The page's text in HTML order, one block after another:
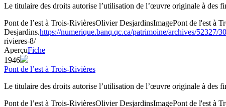
Le titulaire des droits autorise l’utilisation de l’œuvre originale à des
Pont de l’est à Trois-RivièresOlivier DesjardinsImagePont de l'est à
Desjardins.https://numerique.banq.qc.ca/patrimoine/archives/52327/
rivieres-8/
AperçuFiche
1946
Pont de l’est à Trois-Rivières
Le titulaire des droits autorise l’utilisation de l’œuvre originale à des
Pont de l’est à Trois-RivièresOlivier DesjardinsImagePont de l'est à